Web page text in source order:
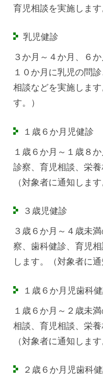
育児相談を実施します
乳児健診
３か月～４か月、６
１０か月に乳児の問
相談などを実施しま
す。）
１歳６か月児健診
１歳６か月～１歳８
診察、育児相談、栄養
（対象者に通知します
３歳児健診
３歳６か月～４歳未
察、歯科健診、育児
します。（対象者に通
１歳６か月児歯科
１歳６か月～２歳未
相談、育児相談、栄養
（対象者に通知します
２歳６か月児歯科